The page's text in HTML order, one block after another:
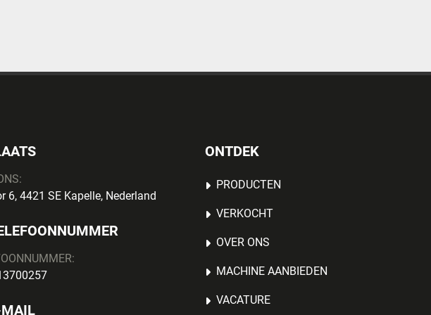
6, 4421 SE Kapelle, Nederland
ONTDEK
PRODUCTEN
VERKOCHT
OVER ONS
MACHINE AANBIEDEN
VACATURE